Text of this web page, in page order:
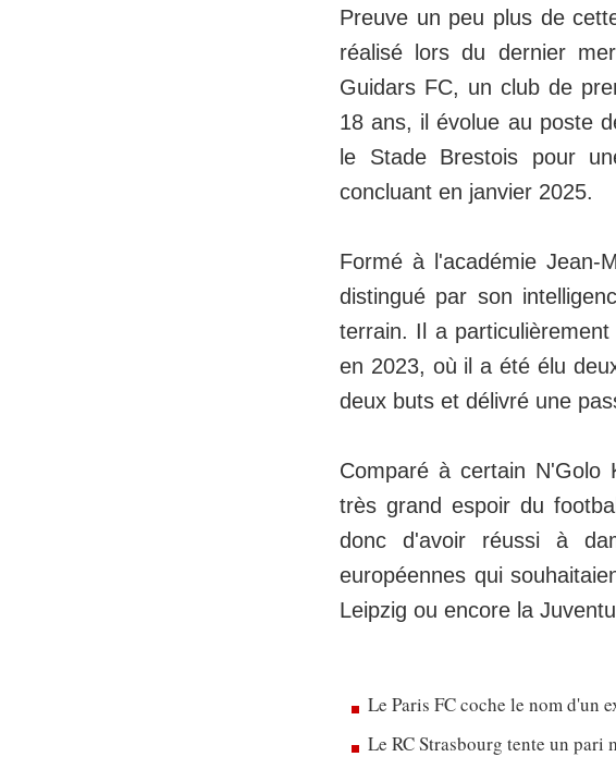
Preuve un peu plus de
réalisé lors du dernier
Guidars FC, un club de
18 ans, il évolue au poste
le Stade Brestois pour
concluant en janvier 2025.
Formé à l'académie Jean-
distingué par son
terrain. Il a
en 2023, où il a été élu
deux buts et délivré une
Comparé à certain N'Golo
très grand espoir du
donc d'avoir réussi à
européennes qui
Leipzig ou encore la
Le Paris FC coche le nom d'un
Le RC Strasbourg tente un pari